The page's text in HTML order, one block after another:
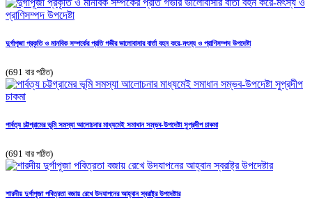
দুর্গাপূজা প্রকৃতি ও মানবিক সম্পর্কের প্রতি গভীর ভালোবাসার বার্তা বহন করে-মৎস্য ও প্রাণিসম্পদ উপদেষ্টা
(691 বার পঠিত)
পার্বত্য চট্টগ্রামের ভূমি সমস্যা আলোচনার মাধ্যমেই সমাধান সম্ভব-উপদেষ্টা সুপ্রদীপ চাকমা
(691 বার পঠিত)
শারদীয় দুর্গাপূজা পবিত্রতা বজায় রেখে উদযাপনের আহ্বান স্বরাষ্ট্র উপদেষ্টার